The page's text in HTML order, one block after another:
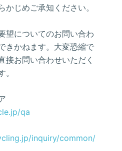
かじめご承知ください。
望についてのお問い合わ
きかねます。大変恐縮で
接お問い合わせいただく
qa
inquiry/common/